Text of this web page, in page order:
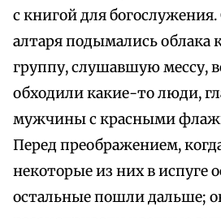
с книгой для богослужения.
алтаря подымались облака
группу, слушавшую мессу,
обходили какие-то люди,
мужчины с красными
Перед преображением,
некоторые из них в испуге
остальные пошли дальше;